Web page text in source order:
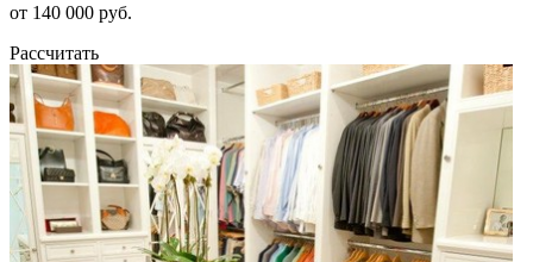
от 140 000 руб.
Рассчитать